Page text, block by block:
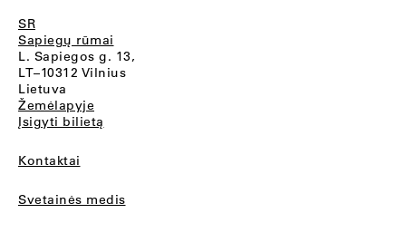
SR
Sapiegų rūmai
L. Sapiegos g. 13,
LT–10312 Vilnius
Lietuva
Žemėlapyje
Įsigyti bilietą
Kontaktai
Svetainės medis